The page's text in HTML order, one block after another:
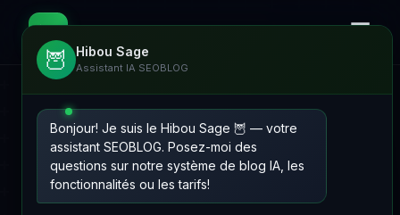
📊 SEOBLOG ☰
🦉 Hibou Sage
Assistant IA SEOBLOG
Bonjour! Je suis le Hibou Sage 🦉 — votre
assistant SEOBLOG. Posez-moi des
questions sur notre système de blog IA, les
fonctionnalités ou les tarifs!